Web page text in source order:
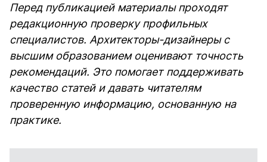
Перед публикацией материалы проходят
редакционную проверку профильных
специалистов. Архитекторы-дизайнеры с
высшим образованием оценивают точность
рекомендаций. Это помогает поддерживать
качество статей и давать читателям
проверенную информацию, основанную на
практике.